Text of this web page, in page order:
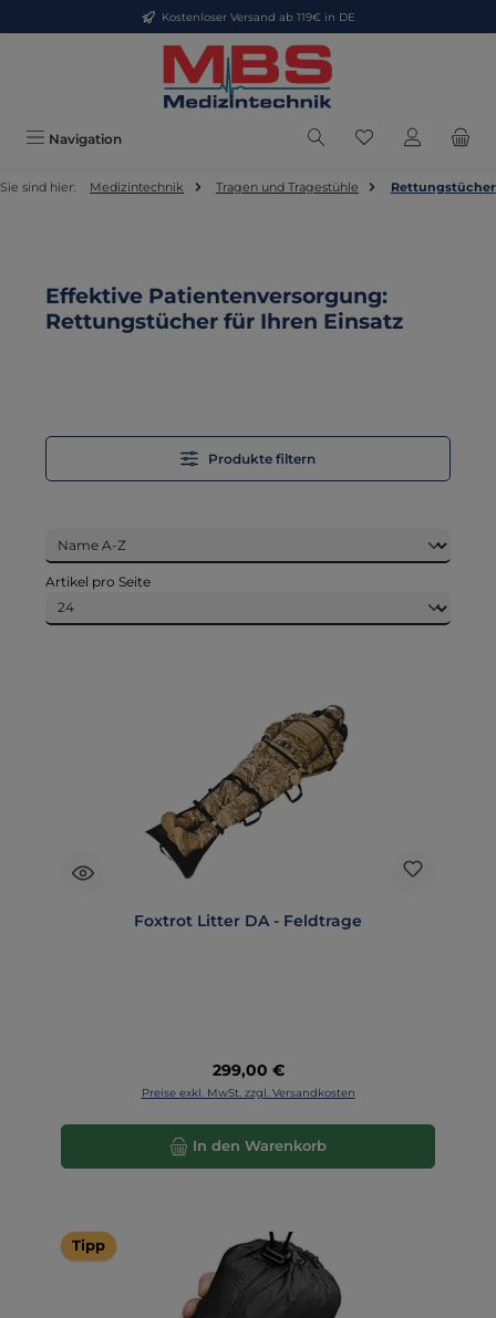
Zum Hauptinhalt springenKostenloser Versand ab 119€ in DE
Navigation Du hast 0
Sie sind hier: Medizintechnik Tragen und Tragestühle Rettungstücher
Effektive Patientenversorgung:
Rettungstücher für Ihren Einsatz
Produkte filtern
Artikel pro Seite
Foxtrot Litter DA - Feldtrage
Regulärer Preis:
299,00 €
Preise exkl. MwSt. zzgl. Versandkosten
In den Warenkorb
Tipp